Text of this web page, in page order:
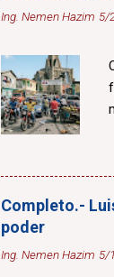
Ing. Nemen Hazim 5/
Completo.-
poder
Ing. Nemen Hazim 5/